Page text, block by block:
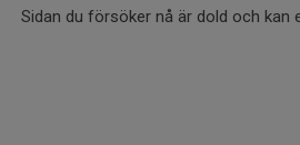
Sidan du försöker nå är dold och